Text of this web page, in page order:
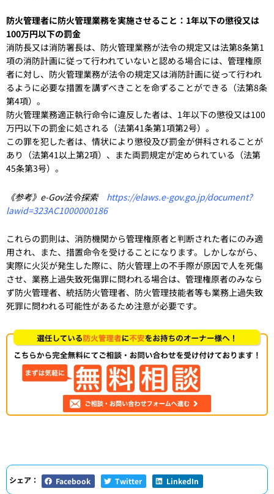
防火管理者に防火管理業務を実施させること：1年以下の懲役又は
100万円以下の罰金
消防長又は消防署長は、防火管理業務が法令の規定又は法第8条第1
項の消防計画に従って行われていないと認める場合には、管理権原
者に対し、防火管理業務が法令の規定又は消防計画に従って行われ
るように必要な措置を講ずべきことを命ずることができる（法第8条
第4項）。
防火管理業務適正執行命令に違反した者は、1年以下の懲役又は100
万円以下の罰金に処される（法第41条第1項第2号）。
この罪を犯した者は、情状により懲役及び罰金が併科されることが
あり（法第41以上第2項）、また両罰規定が定められている（法第
45条第3号）。
《参考》e-Gov法令探索 https://elaws.e-gov.go.jp/document?
lawid=323AC1000000186
これらの罰則は、消防機関から管理権原者と判断された者にのみ適
用され、また、措置命令を受けることになります。しかしながら、
実際に火災が発生した際に、防火管理上の不手際が原因で人を死傷
させ、業務上過失致死傷罪に問われる場合は、管理権原者のみなら
ず防火管理者、統括防火管理者、防火管理技能者等も業務上過失致
死罪に問われる可能性があるため注意が必要です。
シェア： Facebook Twitter LinkedIn